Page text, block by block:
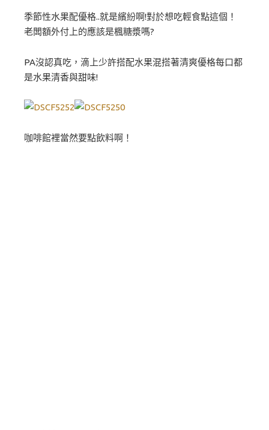
季節性水果配優格..就是繽紛啊!對於想吃輕食點這個！
老闆額外付上的應該是楓糖漿嗎?
PA沒認真吃，滴上少許搭配水果混搭著清爽優格每口都
是水果清香與甜味!
咖啡館裡當然要點飲料啊！